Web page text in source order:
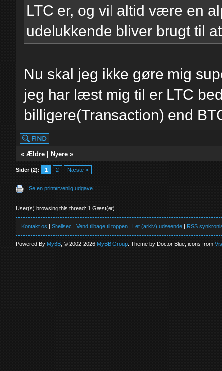
LTC er, og vil altid være en
udelukkende bliver brugt til
Nu skal jeg ikke gøre mig
jeg har læst mig til er LTC
billigere(Transaction) end
«Ældre Nyere »
Sider (2): 1 2 Næste »
Se en printervenlig udgave
User(s) browsing this thread: 1 Gæst(er)
Kontakt os |Shellsec |Vend tilbage til toppen | Let (arkiv) udseende | RSS
Powered ByMyBB , © 2002-2026MyBB Group . Theme by Doctor Blue, icons from